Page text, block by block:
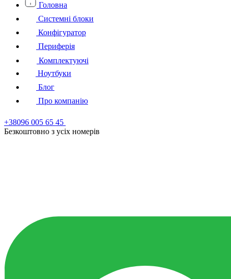
Головна
Системні блоки
Конфігуратор
Периферія
Комплектуючі
Ноутбуки
Блог
Про компанію
+38096 005 65 45
Безкоштовно з усiх номерiв